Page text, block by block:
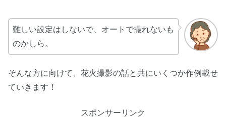
難しい設定はしないで、オートで撮れないも
のかしら。
そんな方に向けて、花火撮影の話と共にいくつか作例載せ
ていきます！
スポンサーリンク